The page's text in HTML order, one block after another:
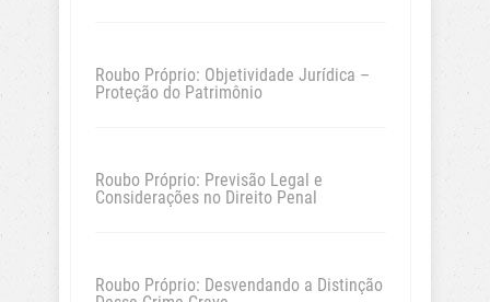
Roubo Próprio: Objetividade Jurídica –
Proteção do Patrimônio
Roubo Próprio: Previsão Legal e
Considerações no Direito Penal
Roubo Próprio: Desvendando a Distinção